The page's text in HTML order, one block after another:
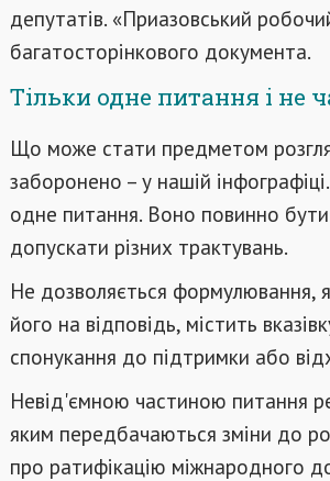
депутатів. «Приазовський
багатосторінкового документа.
Тільки одне питання і не
Що може стати предметом
заборонено – у нашій
одне питання. Воно повинно
допускати різних трактувань.
Не дозволяється формулювання,
його на відповідь, містить
спонукання до підтримки або
Невід'ємною частиною питання
яким передбачаються зміни до
про ратифікацію міжнародного